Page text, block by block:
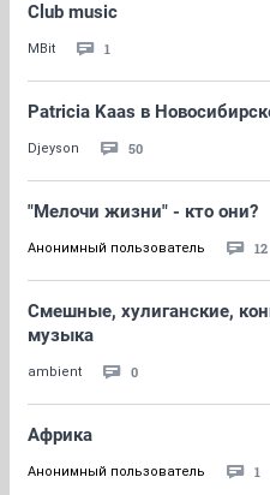
Club music
MBit 1
Patricia Kaas в
Djeyson 50
"Мелочи жизни" - кто они?
Анонимный пользователь 12
Смешные, хулиганские,
музыка
ambient 0
Африка
Анонимный пользователь 1